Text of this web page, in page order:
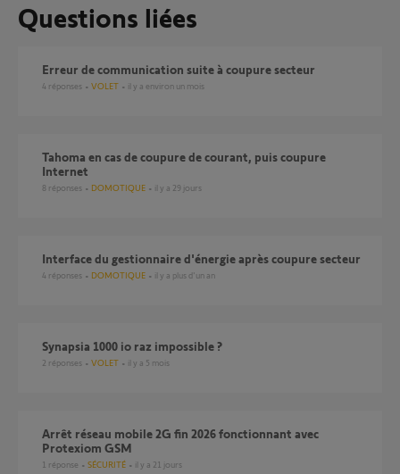
Questions liées
erreur de communication suite à coupure secteur
4 réponses VOLET il y a environ un mois
Tahoma en cas de coupure de courant, puis coupure
Internet
8 réponses DOMOTIQUE il y a 29 jours
Interface du gestionnaire d'énergie après coupure secteur
4 réponses DOMOTIQUE il y a plus d'un an
Synapsia 1000 io raz impossible ?
2 réponses VOLET il y a 5 mois
Arrêt réseau mobile 2G fin 2026 fonctionnant avec
Protexiom GSM
1 réponse SÉCURITÉ il y a 21 jours